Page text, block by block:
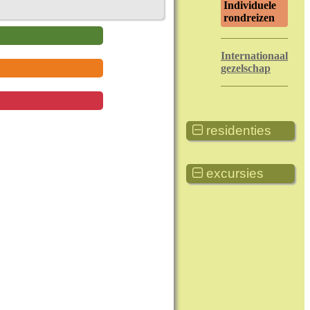
Individuele
rondreizen
Internationaal
gezelschap
residenties
excursies